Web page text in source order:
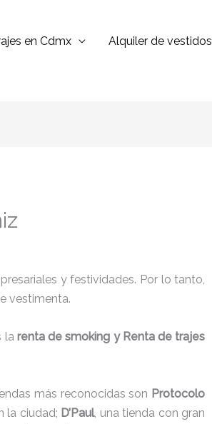
en Cdmx
Alquiler de vestidos
y festividades. Por lo tanto,
vestimenta.
la renta de smoking y Renta de trajes
más reconocidas son Protocolo
la ciudad; D’Paul, una tienda con gran